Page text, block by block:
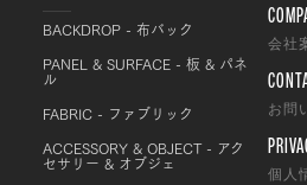
BACKDROP - 布バック
PANEL & SURFACE - 板 & パネ
ル
FABRIC - ファブリック
ACCESSORY & OBJECT - アク
セサリー & オブジェ
会社
お問
個人